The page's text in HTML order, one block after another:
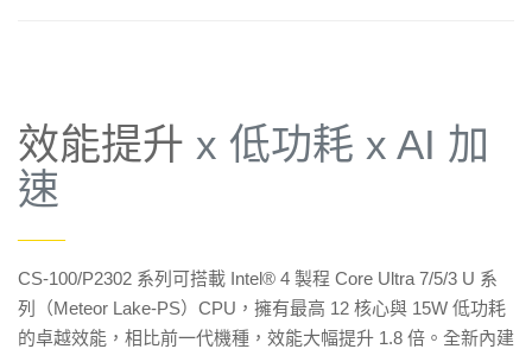
效能提升 x 低功耗 x AI 加
速
——
CS-100/P2302 系列可搭載 Intel® 4 製程 Core Ultra 7/5/3 U 系
列（Meteor Lake-PS）CPU，擁有最高 12 核心與 15W 低功耗
的卓越效能，相比前一代機種，效能大幅提升 1.8 倍。全新內建